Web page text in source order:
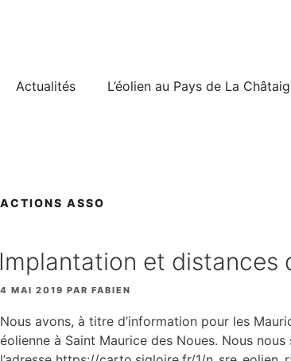
Actualités L’éolien au Pays de La
ACTIONS ASSO
et distances
4 MAI 2019 PAR FABIEN
Nous avons, à titre d’information pour les
éolienne à Saint Maurice des Noues. Nous